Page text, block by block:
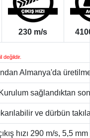
230 m/s
değildir.
Almanya'da
sağlandıktan
ve dürbün
hızı 290 m/s, 5,5